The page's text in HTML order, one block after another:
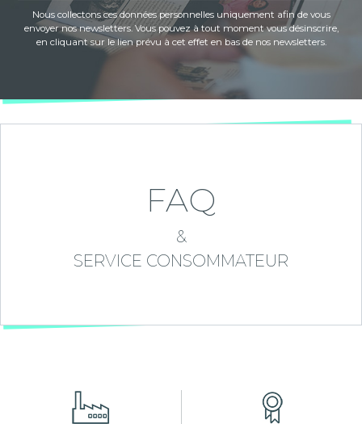
Nous collectons ces données personnelles uniquement afin de vous
envoyer nos newsletters. Vous pouvez à tout moment vous désinscrire,
en cliquant sur le lien prévu à cet effet en bas de nos newsletters.
FAQ
&
SERVICE CONSOMMATEUR